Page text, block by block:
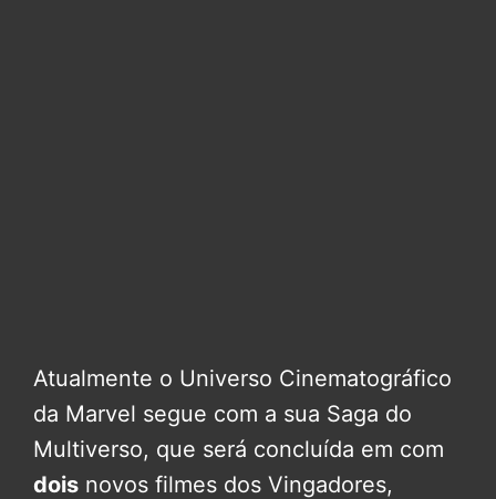
Atualmente o Universo Cinematográfico
da Marvel segue com a sua Saga do
Multiverso, que será concluída em com
dois novos filmes dos Vingadores,